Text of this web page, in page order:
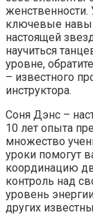
женственности.
ключевые
настоящей
научиться
уровне,
– известного
инструктора.
Соня Дэнс –
10 лет опыта
множество
уроки помогут
координацию
контроль над
уровень
других